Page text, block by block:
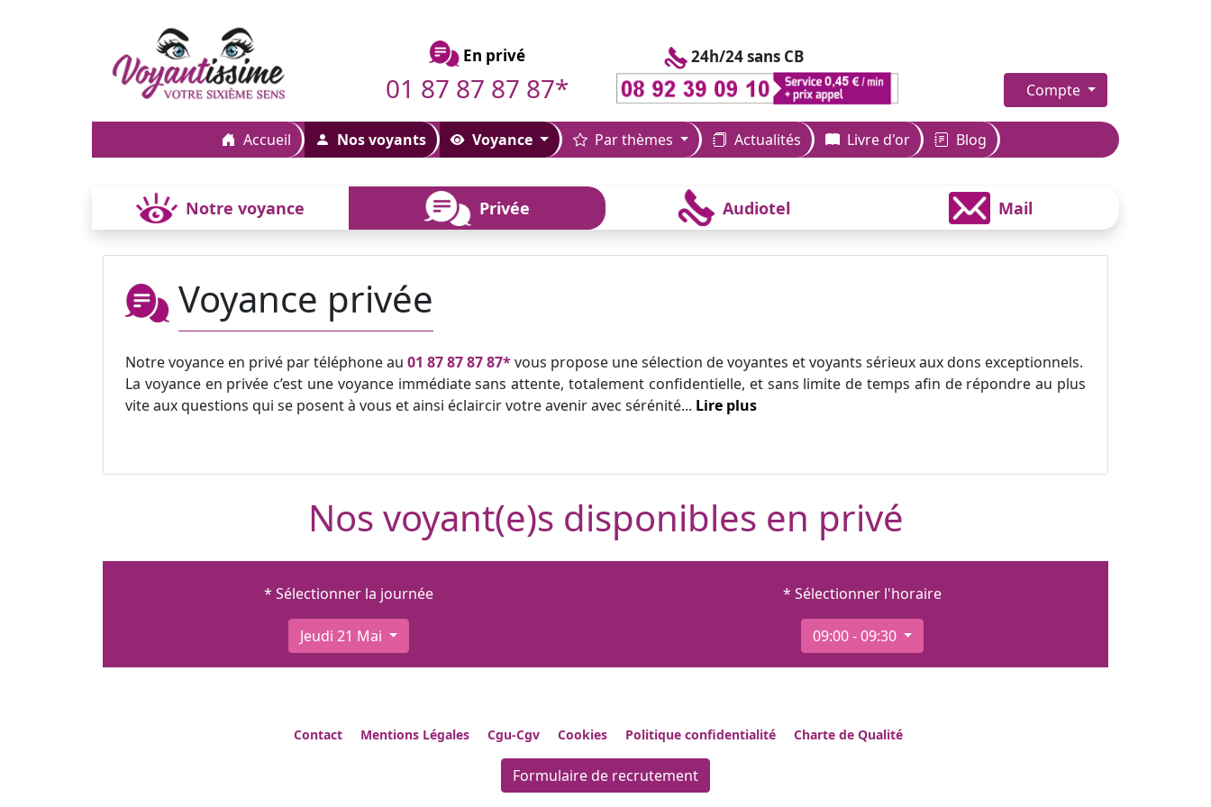
En privé
01 87 87 87 87*
24h/24 sans CB
Compte
Accueil Nos voyants Voyance Par thèmes Actualités Livre d'or Blog
Notre voyance Privée Audiotel Mail
Voyance privée
Notre voyance en privé par téléphone au 01 87 87 87 87*vous propose une sélection de voyantes et voyants sérieux aux dons exceptionnels.
La voyance en privée c’est une voyance immédiate sans attente, totalement confidentielle, et sans limite de temps afin de répondre au plus
vite aux questions qui se posent à vous et ainsi éclaircir votre avenir avec sérénité... Lire plus
Nos voyant(e)s disponibles en privé
* Sélectionner la journée
Jeudi 21 Mai
* Sélectionner l'horaire
09:00 - 09:30
Contact Mentions Légales Cgu-Cgv Cookies Politique confidentialité Charte de Qualité
Formulaire de recrutement